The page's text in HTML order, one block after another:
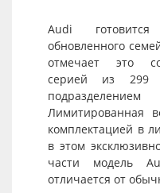
Audi
обновленного
отмечает это
серией из 299
Лимитированная
комплектацией в
в этом
части модель
отличается от